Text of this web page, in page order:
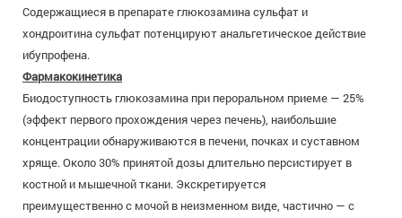
Содержащиеся в препарате глюкозамина сульфат и
хондроитина сульфат потенцируют анальгетическое действие
ибупрофена.
Фармакокинетика
Биодоступность глюкозамина при пероральном приеме — 25%
(эффект первого прохождения через печень), наибольшие
концентрации обнаруживаются в печени, почках и суставном
хряще. Около 30% принятой дозы длительно персистирует в
костной и мышечной ткани. Экскретируется
преимущественно с мочой в неизменном виде, частично — с